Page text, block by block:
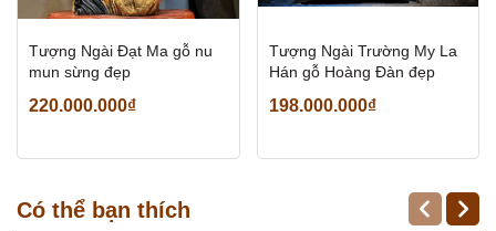
Tượng Ngài Đạt Ma gỗ nu
mun sừng đẹp
220.000.000₫
Tượng Ngài Trường My La
Hán gỗ Hoàng Đàn đẹp
198.000.000₫
Có thể bạn thích